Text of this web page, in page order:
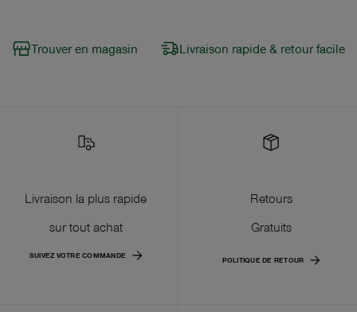
Trouver en magasin Livraison rapide & retour facile
Livraison la plus rapide
sur tout achat
SUIVEZ VOTRE COMMANDE
Retours
Gratuits
POLITIQUE DE RETOUR